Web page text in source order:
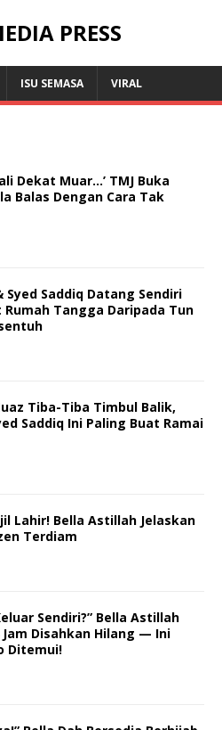
PRESS
ISU SEMASA VIRAL
Dekat Muar…’ TMJ Buka
Balas Dengan Cara Tak
Syed Saddiq Datang Sendiri
Rumah Tangga Daripada Tun
Tiba-Tiba Timbul Balik,
Saddiq Ini Paling Buat Ramai
Lahir! Bella Astillah Jelaskan
Terdiam
Sendiri?” Bella Astillah
Jam Disahkan Hilang — Ini
Ditemui!